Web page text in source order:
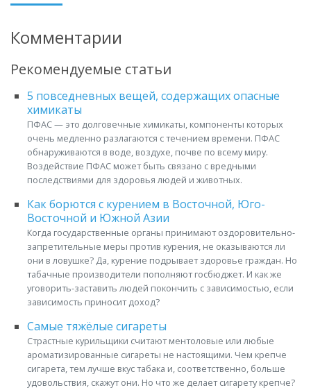
Комментарии
Рекомендуемые статьи
5 повседневных вещей, содержащих опасные
химикаты
ПФАС — это долговечные химикаты, компоненты которых
очень медленно разлагаются с течением времени. ПФАС
обнаруживаются в воде, воздухе, почве по всему миру.
Воздействие ПФАС может быть связано с вредными
последствиями для здоровья людей и животных.
Как борются с курением в Восточной, Юго-
Восточной и Южной Азии
Когда государственные органы принимают оздоровительно-
запретительные меры против курения, не оказываются ли
они в ловушке? Да, курение подрывает здоровье граждан. Но
табачные производители пополняют госбюджет. И как же
уговорить-заставить людей покончить с зависимостью, если
зависимость приносит доход?
Самые тяжёлые сигареты
Страстные курильщики считают ментоловые или любые
ароматизированные сигареты не настоящими. Чем крепче
сигарета, тем лучше вкус табака и, соответственно, больше
удовольствия, скажут они. Но что же делает сигарету крепче?